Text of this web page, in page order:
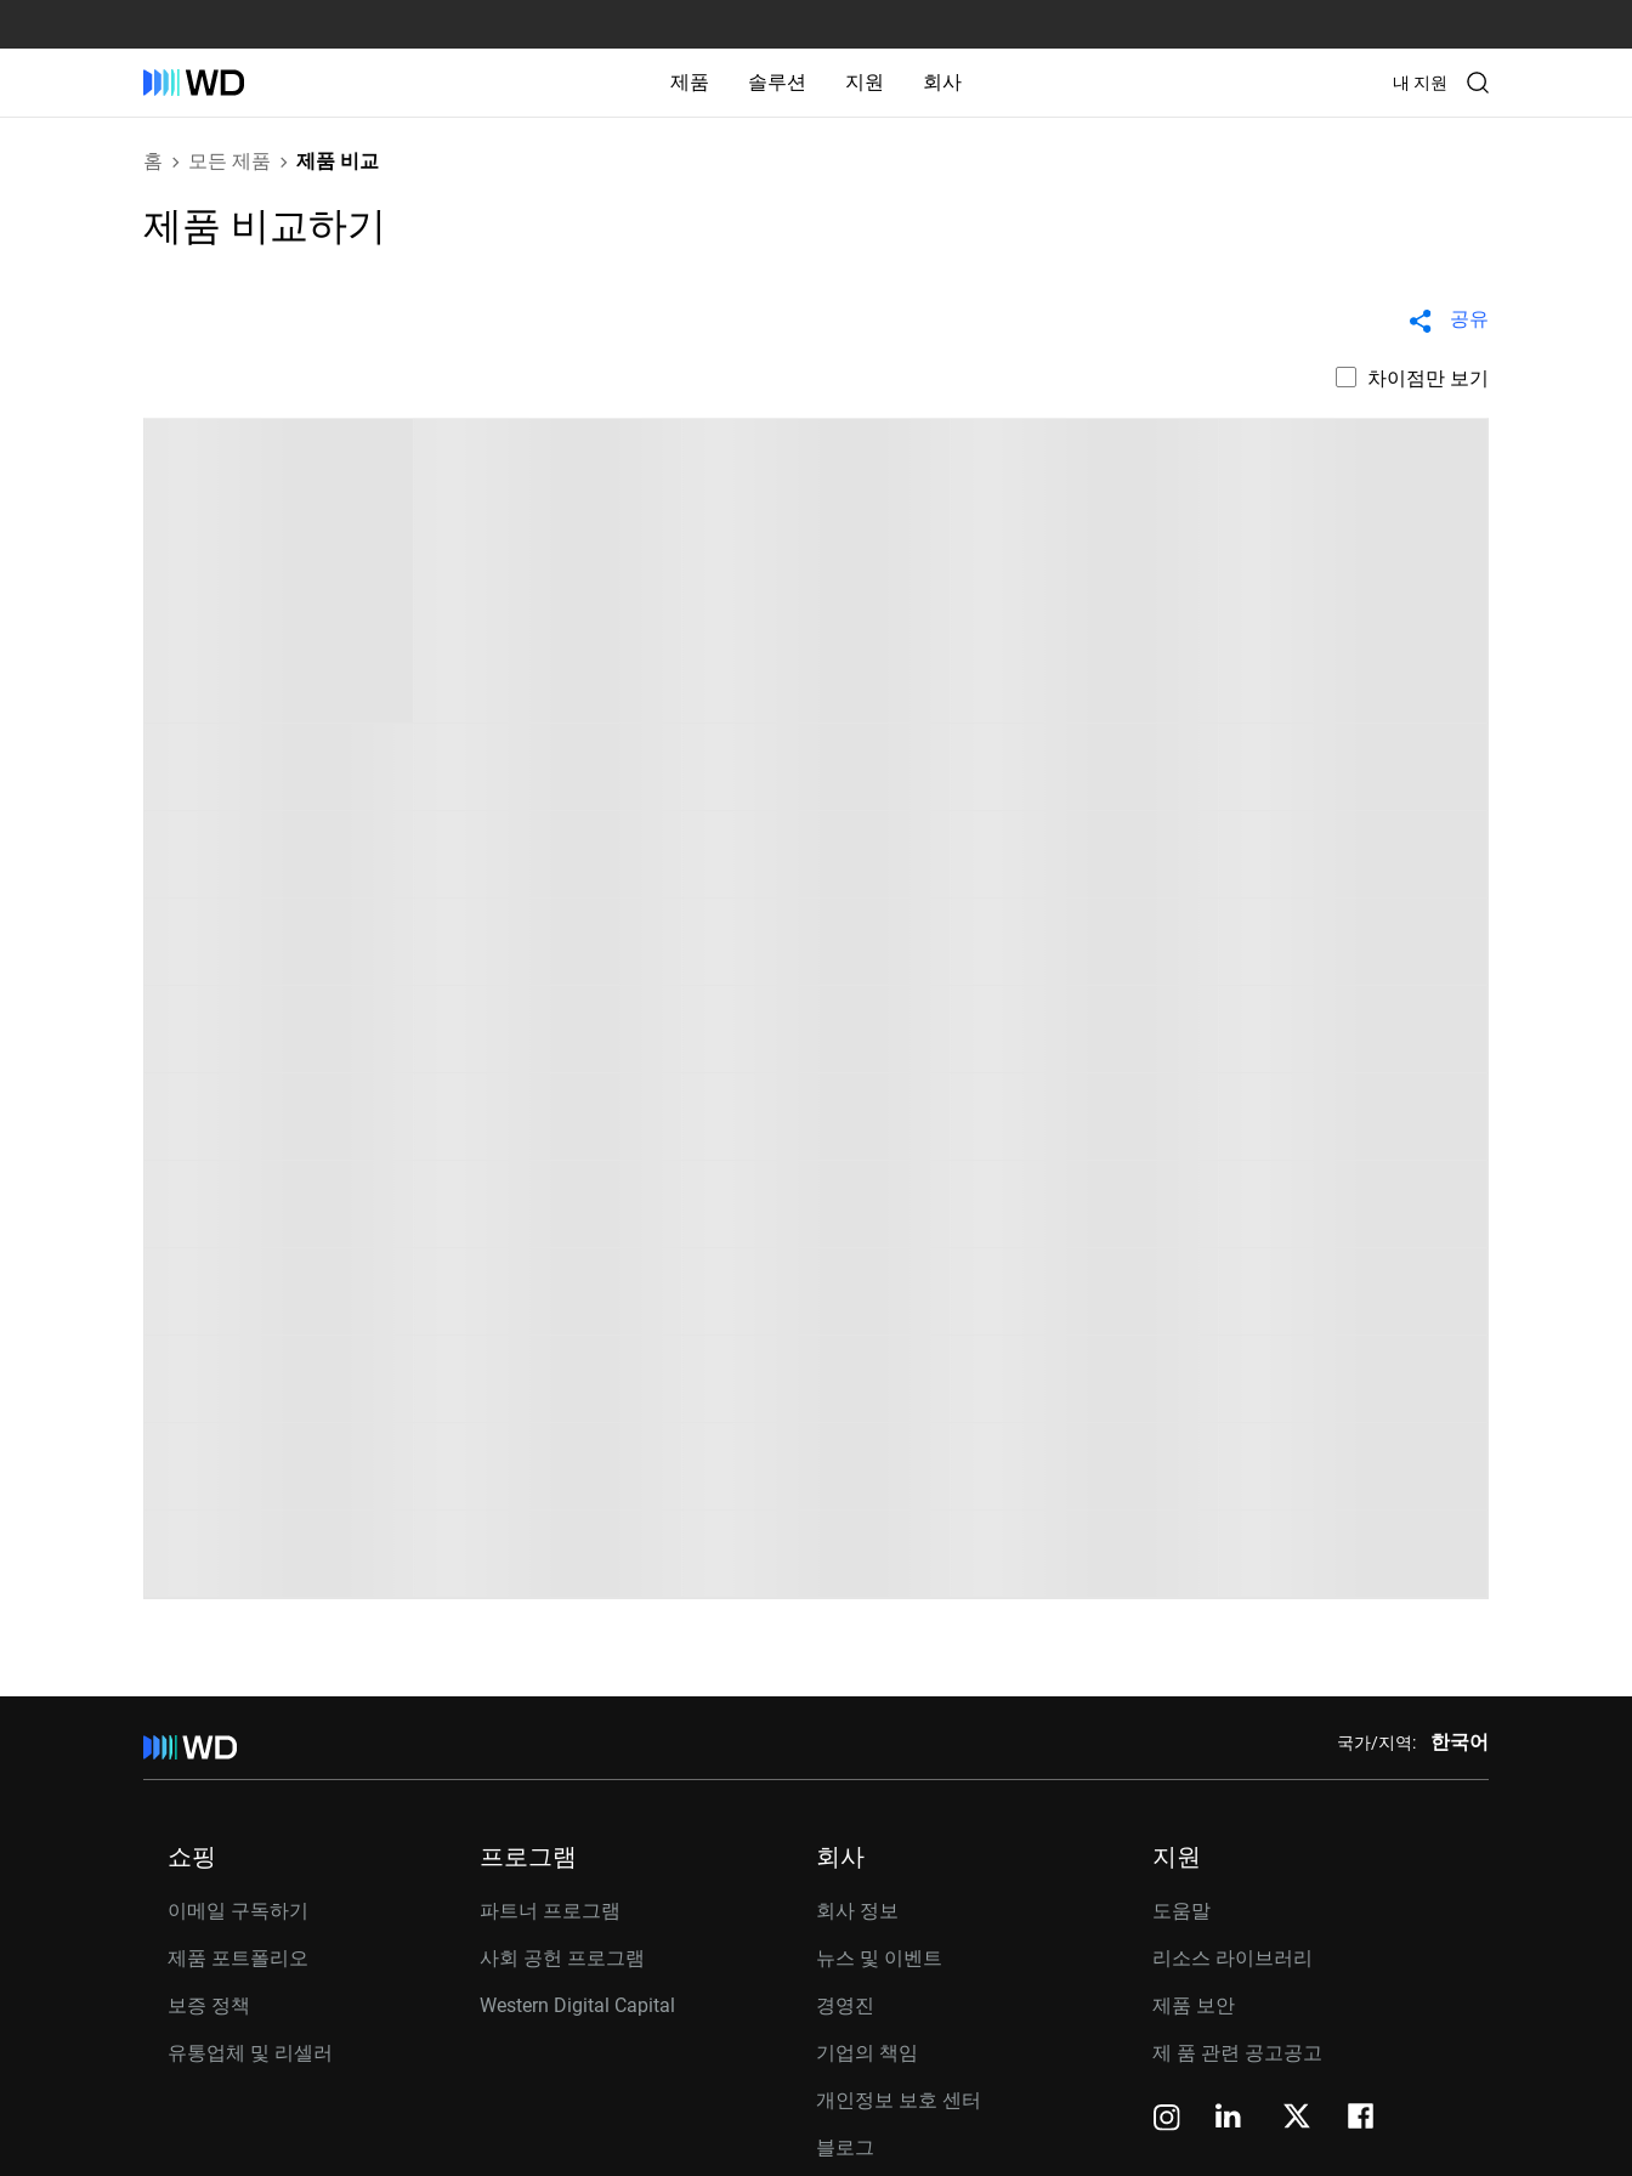
제품 솔루션 지원 회사 내 지원
홈 모든 제품 제품 비교
제품 비교하기
공유
차이점만 보기
국가/지역: 한국어
쇼핑
이메일 구독하기
제품 포트폴리오
보증 정책
유통업체 및 리셀러
프로그램
파트너 프로그램
사회 공헌 프로그램
Western Digital Capital
회사
회사 정보
뉴스 및 이벤트
경영진
기업의 책임
개인정보 보호 센터
블로그
지원
도움말
리소스 라이브러리
제품 보안
제 품 관련 공고공고